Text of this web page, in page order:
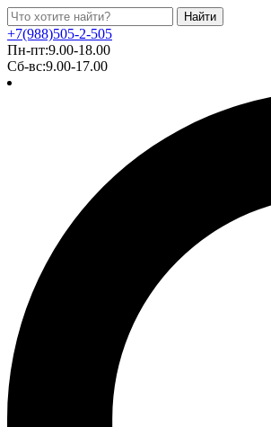
Найти
+7(988)505-2-505
Пн-пт:9.00-18.00
Сб-вс:9.00-17.00